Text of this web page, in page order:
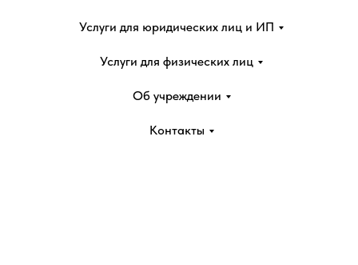
Услуги для юридических лиц и ИП
Услуги для физических лиц
Об учреждении
Контакты